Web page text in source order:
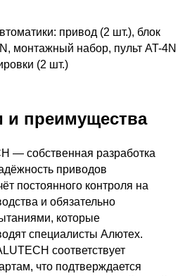
привод (2 шт.), блок
монтажный набор, пульт AT-4N
(2 шт.)
и преимущества
— собственная разработка
приводов
постоянного контроля на
и обязательно
которые
специалисты Алютех.
соответствует
что подтверждается